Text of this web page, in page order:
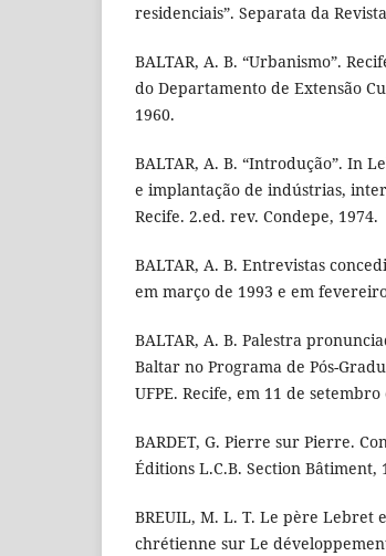
residenciais”. Separata da
BALTAR, A. B. “Urbanismo”.
do Departamento de Extensão
1960.
BALTAR, A. B. “Introdução”. In
e implantação de indústrias,
Recife. 2.ed. rev. Condepe, 1974.
BALTAR, A. B. Entrevistas
em março de 1993 e em
BALTAR, A. B. Palestra
Baltar no Programa de Pós-
UFPE. Recife, em 11 de setembro
BARDET, G. Pierre sur Pierre.
Éditions L.C.B. Section Bâtiment,
BREUIL, M. L. T. Le père Lebret
chrétienne sur Le